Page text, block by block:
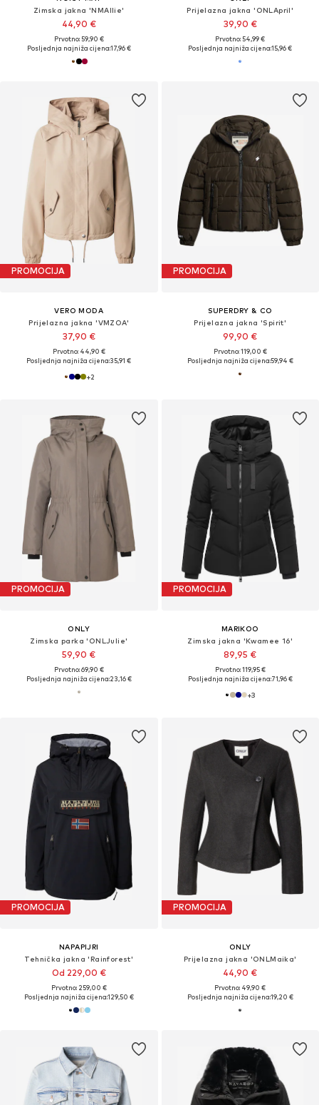
Zimska jakna 'NMAllie'
44,90 €
Prvotno: 59,90 €
Posljednja najniža cijena:17,96 €
Prijelazna jakna 'ONLApril'
39,90 €
Prvotno: 54,99 €
Posljednja najniža cijena:15,96 €
PROMOCIJA
VERO MODA
Prijelazna jakna 'VMZOA'
37,90 €
Prvotno: 44,90 €
Posljednja najniža cijena:35,91 €
+2
PROMOCIJA
SUPERDRY & CO
Prijelazna jakna 'Spirit'
99,90 €
Prvotno: 119,00 €
Posljednja najniža cijena:59,94 €
PROMOCIJA
ONLY
Zimska parka 'ONLJulie'
59,90 €
Prvotno: 69,90 €
Posljednja najniža cijena:23,16 €
PROMOCIJA
MARIKOO
Zimska jakna 'Kwamee 16'
89,95 €
Prvotno: 119,95 €
Posljednja najniža cijena:71,96 €
+3
PROMOCIJA
NAPAPIJRI
Tehnička jakna 'Rainforest'
Od 229,00 €
Prvotno: 259,00 €
Posljednja najniža cijena:129,50 €
PROMOCIJA
ONLY
Prijelazna jakna 'ONLMaika'
44,90 €
Prvotno: 49,90 €
Posljednja najniža cijena:19,20 €